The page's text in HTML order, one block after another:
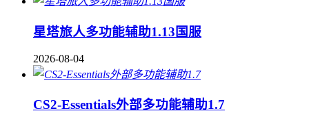
星塔旅人多功能辅助1.13国服
2026-08-04
CS2-Essentials外部多功能辅助1.7